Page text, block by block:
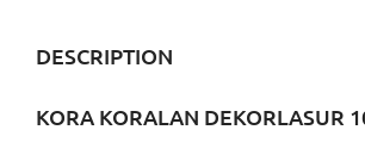
DESCRIPTION
KORA KORALAN DEKORLASUR